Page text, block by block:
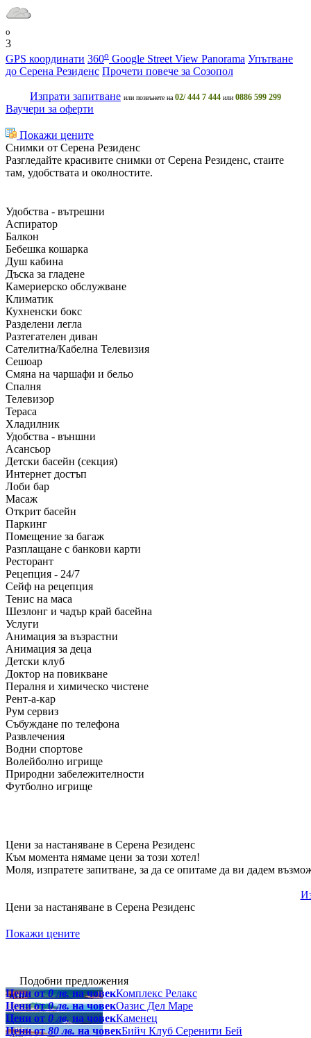
o
3
GPS координати 360o Google Street View Panorama Упътване
до Серена Резиденс Прочети повече за Созопол
Изпрати запитване или позвънете на 02/ 444 7 444 или 0886 599 299
Ваучери за оферти
Покажи цените
Снимки от Серена Резиденс
Разгледайте красивите снимки от Серена Резиденс, стаите
там, удобствата и околностите.
Удобства - вътрешни
Аспиратор
Балкон
Бебешка кошарка
Душ кабина
Дъска за гладене
Камериерско обслужване
Климатик
Кухненски бокс
Разделени легла
Разтегателен диван
Сателитна/Кабелна Телевизия
Сешоар
Смяна на чаршафи и бельо
Спалня
Телевизор
Тераса
Хладилник
Удобства - външни
Асансьор
Детски басейн (секция)
Интернет достъп
Лоби бар
Масаж
Открит басейн
Паркинг
Помещение за багаж
Разплащане с банкови карти
Ресторант
Рецепция - 24/7
Сейф на рецепция
Тенис на маса
Шезлонг и чадър край басейна
Услуги
Анимация за възрастни
Анимация за деца
Детски клуб
Доктор на повикване
Пералня и химическо чистене
Рент-а-кар
Рум сервиз
Събуждане по телефона
Развлечения
Водни спортове
Волейболно игрище
Природни забележителности
Футболно игрище
Цени за настаняване в Серена Резиденс
Към момента нямаме цени за този хотел!
Моля, изпратете запитване, за да се опитаме да ви дадем
Цени за настаняване в Серена Резиденс
Покажи цените
Подобни предложения
Цени от0 лв.на човекКомплекс Релакс
Цени от0 лв.на човекОазис Дел Маре
Цени от 0 лв. на човекКаменец
Цени от80 лв. на човекБийч Клуб Серенити Бей